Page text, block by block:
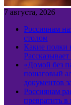
7 августа, 2026
Россиянам
столом
Какие полки
«Домой без
пошаговый
документов
Россиянам
превратить